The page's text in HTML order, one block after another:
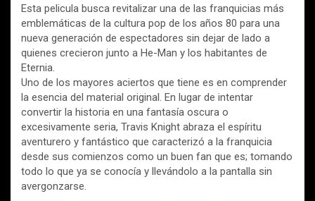
Esta pelicula busca revitalizar una de las franquicias más
emblemáticas de la cultura pop de los años 80 para una
nueva generación de espectadores sin dejar de lado a
quienes crecieron junto a He-Man y los habitantes de
Eternia.
Uno de los mayores aciertos que tiene es en comprender
la esencia del material original. En lugar de intentar
convertir la historia en una fantasía oscura o
excesivamente seria, Travis Knight abraza el espíritu
aventurero y fantástico que caracterizó a la franquicia
desde sus comienzos como un buen fan que es; tomando
todo lo que ya se conocía y llevándolo a la pantalla sin
avergonzarse.